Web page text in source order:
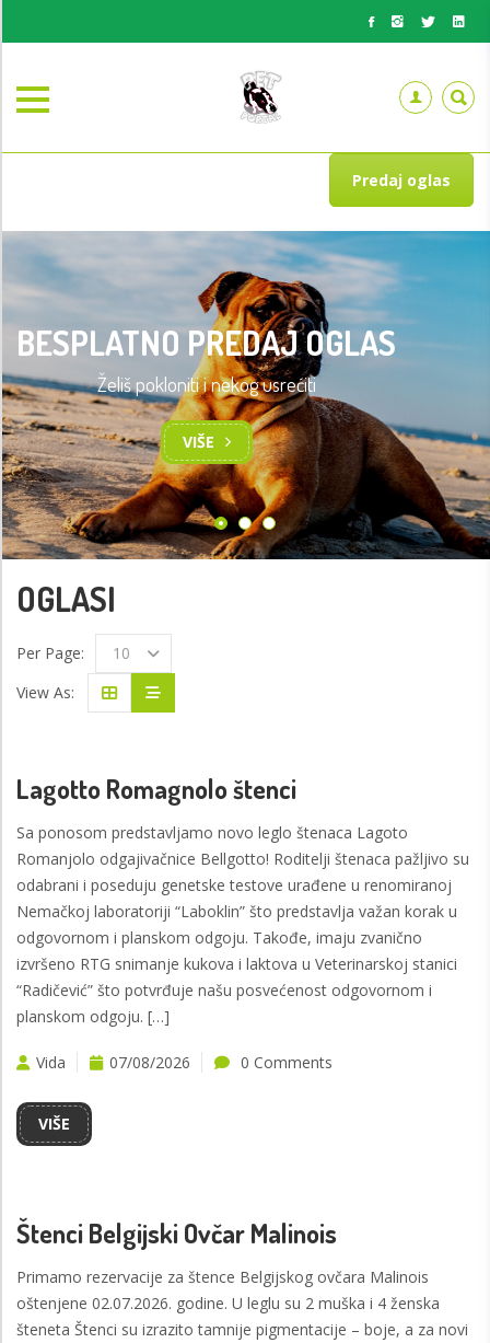
Predaj oglas
BESPLATNO PREDAJ OGLAS
Želiš pokloniti i nekog usrećiti
VIŠE
TRENING OSNOVA POSLUŠNOSTI
PASA
VIŠE
OGLASI
Per Page:
10
View As:
Lagotto Romagnolo štenci
Sa ponosom predstavljamo novo leglo štenaca Lagoto
Romanjolo odgajivačnice Bellgotto! Roditelji štenaca pažljivo su
odabrani i poseduju genetske testove urađene u renomiranoj
Nemačkoj laboratoriji “Laboklin” što predstavlja važan korak u
odgovornom i planskom odgoju. Takođe, imaju zvanično
izvršeno RTG snimanje kukova i laktova u Veterinarskoj stanici
“Radičević” što potvrđuje našu posvećenost odgovornom i
planskom odgoju. […]
Vida 07/08/2026 0 Comments
VIŠE
Štenci Belgijski Ovčar Malinois
Primamo rezervacije za štence Belgijskog ovčara Malinois
oštenjene 02.07.2026. godine. U leglu su 2 muška i 4 ženska
šteneta Štenci su izrazito tamnije pigmentacije – boje, a za novi